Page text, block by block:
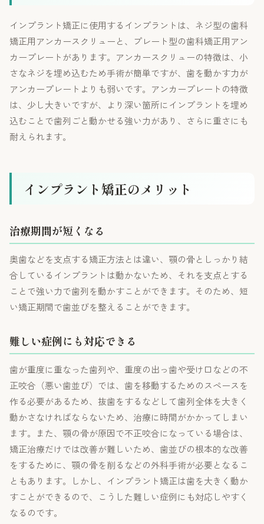
インプラント矯正に使用するインプラントは、ネジ型の歯科
矯正用アンカースクリューと、プレート型の歯科矯正用アン
カープレートがあります。アンカースクリューの特徴は、小
さなネジを埋め込むため手術が簡単ですが、歯を動かす力が
アンカープレートよりも弱いです。アンカープレートの特徴
は、少し大きいですが、より深い箇所にインプラントを埋め
込むことで歯列ごと動かせる強い力があり、さらに重さにも
耐えられます。
インプラント矯正のメリット
治療期間が短くなる
奥歯などを支点する矯正方法とは違い、顎の骨としっかり結
合しているインプラントは動かないため、それを支点とする
ことで強い力で歯列を動かすことができます。そのため、短
い矯正期間で歯並びを整えることができます。
難しい症例にも対応できる
歯が重度に重なった歯列や、重度の出っ歯や受け口などの不
正咬合（悪い歯並び）では、歯を移動するためのスペースを
作る必要があるため、抜歯をするなどして歯列全体を大きく
動かさなければならないため、治療に時間がかかってしまい
ます。また、顎の骨が原因で不正咬合になっている場合は、
矯正治療だけでは改善が難しいため、歯並びの根本的な改善
をするために、顎の骨を削るなどの外科手術が必要となるこ
ともあります。しかし、インプラント矯正は歯を大きく動か
すことができるので、こうした難しい症例にも対応しやすく
なるのです。